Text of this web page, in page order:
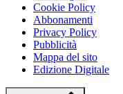
Cookie Policy
Abbonamenti
Privacy Policy
Pubblicità
Mappa del sito
Edizione Digitale